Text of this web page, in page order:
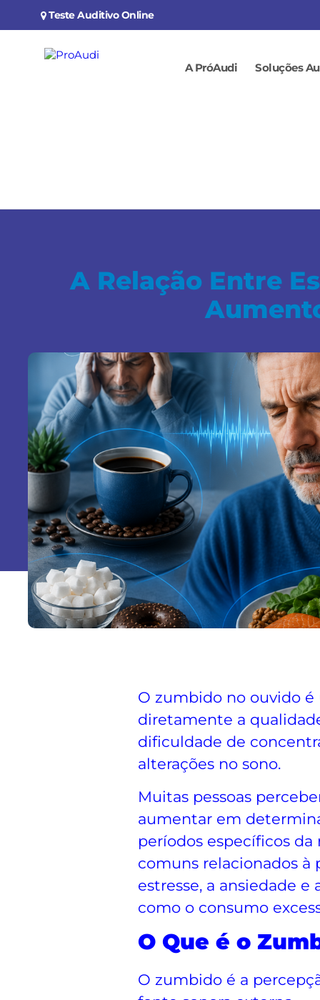
Teste Auditivo Online
A PróAudi Soluções
A Relação Entre
O zumbido no ouvido
diretamente a
dificuldade de
alterações no sono.
Muitas pessoas
aumentar em
períodos específicos
comuns relacionados à
estresse, a ansiedade
como o consumo
O Que é o
O zumbido é a